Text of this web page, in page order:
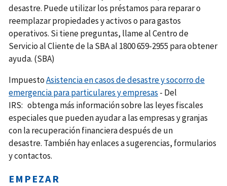
desastre. Puede utilizar los préstamos para reparar o
reemplazar propiedades y activos o para gastos
operativos. Si tiene preguntas, llame al Centro de
Servicio al Cliente de la SBA al 1800 659-2955 para obtener
ayuda. (SBA)
ImpuestoAsistencia en casos de desastre y socorro de
emergencia para particulares y empresas - Del
IRS: obtenga más información sobre las leyes fiscales
especiales que pueden ayudar a las empresas y granjas
con la recuperación financiera después de un
desastre. También hay enlaces a sugerencias, formularios
y contactos.
EMPEZAR